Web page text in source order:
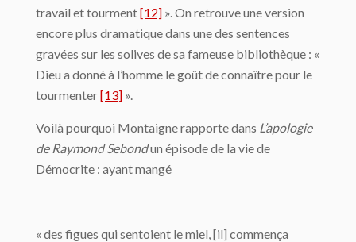
travail et tourment[12] ». On retrouve une version
encore plus dramatique dans une des sentences
gravées sur les solives de sa fameuse bibliothèque : «
Dieu a donné à l’homme le goût de connaître pour le
tourmenter[13] ».
Voilà pourquoi Montaigne rapporte dans L’apologie
de Raymond Sebondun épisode de la vie de
Démocrite : ayant mangé
« des figues qui sentoient le miel, [il] commença